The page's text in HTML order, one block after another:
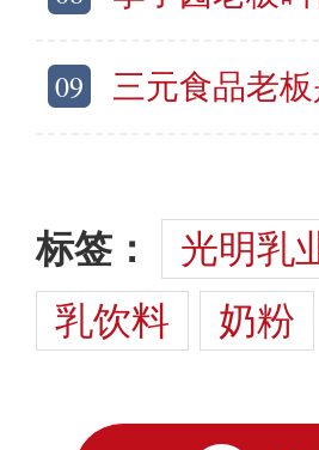
09 三元食品老板是
标签： 光明乳
乳饮料
奶粉